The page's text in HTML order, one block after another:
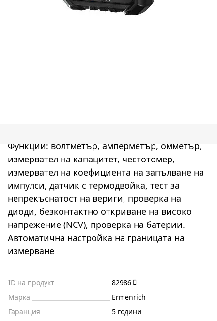
Функции: волтметър, амперметър, омметър,
измервател на капацитет, честотомер,
измервател на коефициента на запълване на
импулси, датчик с термодвойка, тест за
непрекъснатост на вериги, проверка на
диоди, безконтактно откриване на високо
напрежение (NCV), проверка на батерии.
Автоматична настройка на границата на
измерване
ID на продукт
82986
Марка
Ermenrich
Гаранция
5 години